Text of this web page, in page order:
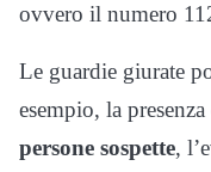
ovvero il numero
Le guardie giurate
esempio, la
persone sospette,